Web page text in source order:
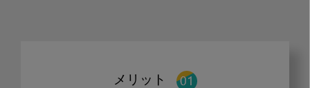
メリット